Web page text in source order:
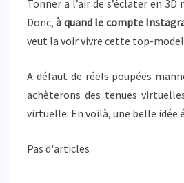
Tonner a l’air de s’éclater en
Donc,à quand le compte
veut la voir vivre cette top-
A défaut de réels poupées
achèterons des tenues
virtuelle. En voilà, une belle idée
Pas d'articles